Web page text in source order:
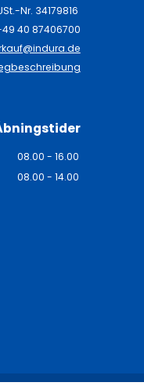
Nr. 34179816
40 87406700
08.00 - 16.00
08.00 - 14.00